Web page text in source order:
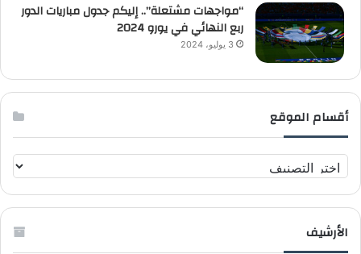
“مواجهات مشتعلة”.. إليكم جدول مباريات الدور
ربع النهائي في يورو 2024
3 يوليو، 2024
أقسام الموقع
ق
س
م
الأرشيف